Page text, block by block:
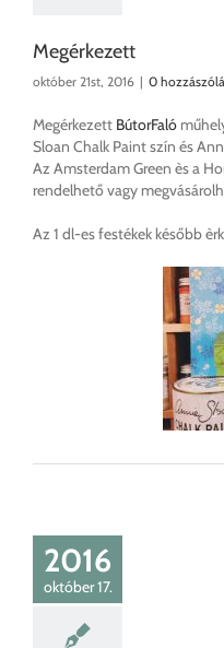
Megérkezett
október 21st, 2016 | 0
Megérkezett BútorFaló
Sloan Chalk Paint szín és
Az Amsterdam Green ès a
rendelhető vagy
Az 1 dl-es festékek később
2016
október 17.